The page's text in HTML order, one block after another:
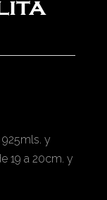
y
19 a 20cm. y